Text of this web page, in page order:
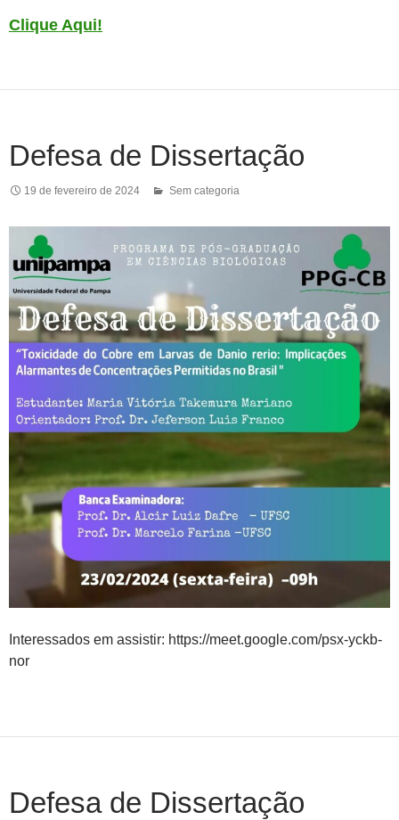
Clique Aqui!
Defesa de Dissertação
19 de fevereiro de 2024 Sem categoria
Interessados em assistir: https://meet.google.com/psx-yckb-
nor
Defesa de Dissertação